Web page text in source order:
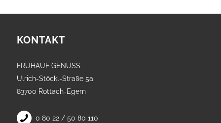
KONTAKT
FRÜHAUF GENUSS
Ulrich-Stöckl-Straße 5a
83700 Rottach-Egern
0 80 22 / 50 80 110